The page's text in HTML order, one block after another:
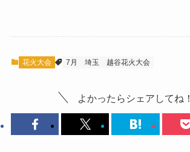
花火大会 7月 埼玉 越谷花火大会
よかったらシェアしてね！